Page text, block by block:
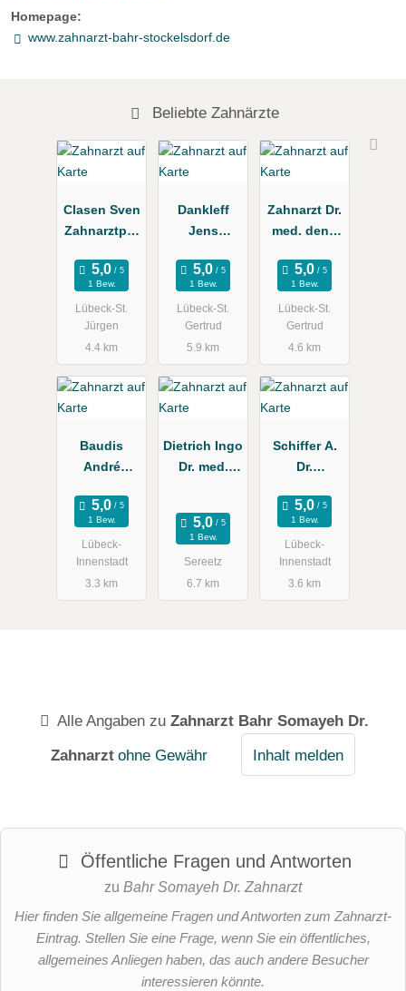
Homepage:
www.zahnarzt-bahr-stockelsdorf.de
Beliebte Zahnärzte
Clasen Sven
Zahnarztpra
1 Bew.
Lübeck-St.
Jürgen
4.4 km
Dankleff
Jens
1 Bew.
Lübeck-St.
Gertrud
5.9 km
Zahnarzt Dr.
med. dent.
1 Bew.
Lübeck-St.
Gertrud
4.6 km
Baudis
André
1 Bew.
Lübeck-
Innenstadt
3.3 km
Dietrich Ingo
Dr. med.
1 Bew.
Sereetz
6.7 km
Schiffer A.
Dr.
äde
1 Bew.
Lübeck-
Innenstadt
3.6 km
Alle Angaben zuZahnarzt Bahr Somayeh Dr.
Zahnarzt ohne Gewähr Inhalt melden
Öffentliche Fragen und Antworten
zu Bahr Somayeh Dr. Zahnarzt
Hier finden Sie allgemeine Fragen und Antworten zum Zahnarzt-
Eintrag. Stellen Sie eine Frage, wenn Sie ein öffentliches,
allgemeines Anliegen haben, das auch andere Besucher
interessieren könnte.